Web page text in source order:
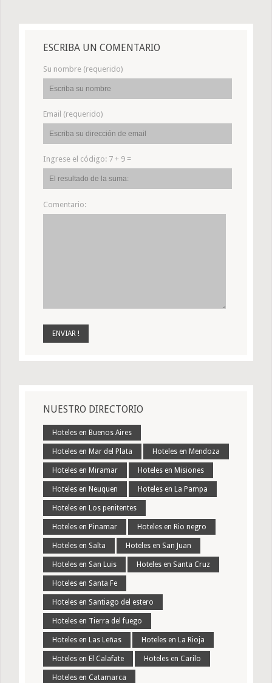
ESCRIBA UN COMENTARIO
Su nombre (requerido)
Email (requerido)
Ingrese el código: 7 + 9 =
Comentario:
NUESTRO DIRECTORIO
Hoteles en Buenos Aires
Hoteles en Mar del Plata Hoteles en Mendoza
Hoteles en Miramar Hoteles en Misiones
Hoteles en Neuquen Hoteles en La Pampa
Hoteles en Los penitentes
Hoteles en Pinamar Hoteles en Rio negro
Hoteles en Salta Hoteles en San Juan
Hoteles en San Luis Hoteles en Santa Cruz
Hoteles en Santa Fe
Hoteles en Santiago del estero
Hoteles en Tierra del fuego
Hoteles en Las Leñas Hoteles en La Rioja
Hoteles en El Calafate Hoteles en Carilo
Hoteles en Catamarca